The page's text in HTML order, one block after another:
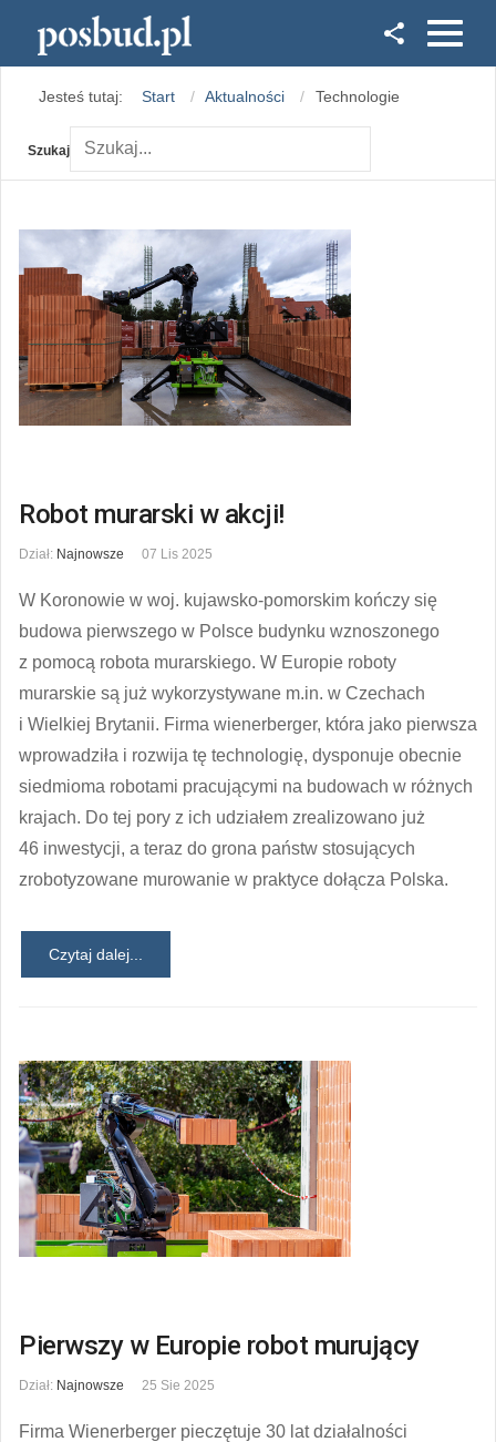
Instagram
Jesteś tutaj: Start Aktualności Technologie
Szukaj
Robot murarski w akcji!
Dział: Najnowsze 07 Lis 2025
W Koronowie w woj. kujawsko-pomorskim kończy się
budowa pierwszego w Polsce budynku wznoszonego
z pomocą robota murarskiego. W Europie roboty
murarskie są już wykorzystywane m.in. w Czechach
i Wielkiej Brytanii. Firma wienerberger, która jako pierwsza
wprowadziła i rozwija tę technologię, dysponuje obecnie
siedmioma robotami pracującymi na budowach w różnych
krajach. Do tej pory z ich udziałem zrealizowano już
46 inwestycji, a teraz do grona państw stosujących
zrobotyzowane murowanie w praktyce dołącza Polska.
Czytaj dalej...
Pierwszy w Europie robot murujący
Dział: Najnowsze 25 Sie 2025
Firma Wienerberger pieczętuje 30 lat działalności